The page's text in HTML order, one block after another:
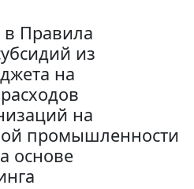
в Правила
из
на
на
промышленности
основе